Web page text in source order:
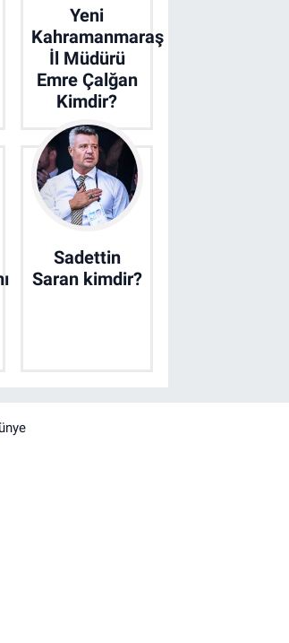
Yeni
Kahramanmaraş
İl Müdürü
Emre Çalğan
Kimdir?
Sadettin
Saran kimdir?